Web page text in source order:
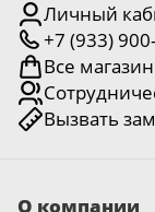
Личный
+7 (933)
Все
Вызвать
О компании